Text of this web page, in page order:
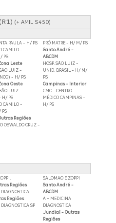
(+ AMIL S450)
PAULA - H/ PS
CAMILO -
PS
Leste
SÃO LUIZ -
- H/ PS
Oeste
SÃO LUIZ -
H/ PS
CAMILO -
PS
Regiões
OSWALDO CRUZ -
PRÓ MATRE - H/ M/ PS
Santo André -
ABCDM
HOSP. SÃO LUIZ -
UNID. BRASIL - H/ M/
PS
Campinas - Interior
CMC - CENTRO
MÉDICO CAMPINAS -
H/ PS
Regiões
Regiões
SP
SALOMAO E ZOPPI
Santo André -
ABCDM
A + MEDICINA
DIAGNOSTICA
Jundiaí - Outras
Regiões